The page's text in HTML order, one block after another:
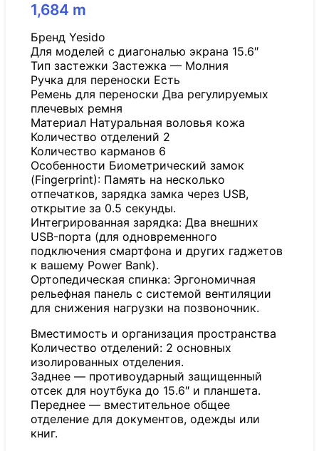
1,684 m
Бренд Yesido
Для моделей с диагональю экрана 15.6″
Тип застежки Застежка — Молния
Ручка для переноски Есть
Ремень для переноски Два регулируемых
плечевых ремня
Материал Натуральная воловья кожа
Количество отделений 2
Количество карманов 6
Особенности Биометрический замок
(Fingerprint): Память на несколько
отпечатков, зарядка замка через USB,
открытие за 0.5 секунды.
Интегрированная зарядка: Два внешних
USB-порта (для одновременного
подключения смартфона и других гаджетов
к вашему Power Bank).
Ортопедическая спинка: Эргономичная
рельефная панель с системой вентиляции
для снижения нагрузки на позвоночник.
Вместимость и организация пространства
Количество отделений: 2 основных
изолированных отделения.
Заднее — противоударный защищенный
отсек для ноутбука до 15.6″ и планшета.
Переднее — вместительное общее
отделение для документов, одежды или
книг.